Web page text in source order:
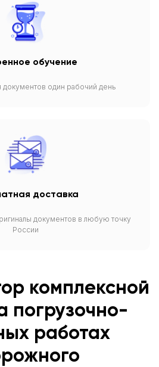
обучение
один рабочий день
доставка
документов в любую точку
России
комплексной
погрузочно-
работах